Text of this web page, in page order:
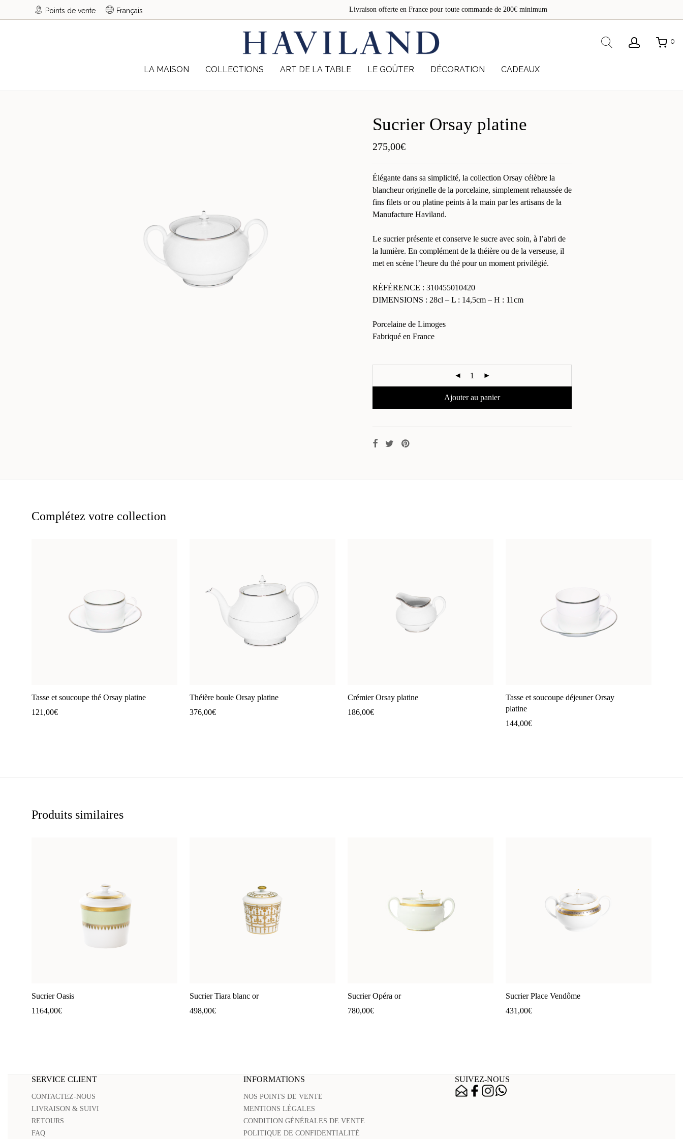
Livraison offerte en France pour toute commande de 200€ minimum
Points de vente Français
LA MAISON COLLECTIONS ART DE LA TABLE LE GOÛTER DÉCORATION CADEAUX
Rechercher0
Sucrier Orsay platine
275,00€
Élégante dans sa simplicité, la collection Orsay célèbre la
blancheur originelle de la porcelaine, simplement rehaussée de
fins filets or ou platine peints à la main par les artisans de la
Manufacture Haviland.
Le sucrier présente et conserve le sucre avec soin, à l’abri de
la lumière. En complément de la théière ou de la verseuse, il
met en scène l’heure du thé pour un moment privilégié.
RÉFÉRENCE : 310455010420
DIMENSIONS : 28cl – L : 14,5cm – H : 11cm
Porcelaine de Limoges
Fabriqué en France
Ajouter au panier
Complétez votre collection
Tasse et soucoupe thé Orsay platine
121,00€
Théière boule Orsay platine
376,00€
Crémier Orsay platine
186,00€
Tasse et soucoupe déjeuner Orsay
platine
144,00€
Produits similaires
Sucrier Oasis
1164,00€
Sucrier Tiara blanc or
498,00€
Sucrier Opéra or
780,00€
Sucrier Place Vendôme
431,00€
SERVICE CLIENT
CONTACTEZ-NOUS
LIVRAISON & SUIVI
RETOURS
FAQ
INFORMATIONS
NOS POINTS DE VENTE
MENTIONS LÉGALES
CONDITION GÉNÉRALES DE VENTE
POLITIQUE DE CONFIDENTIALITÉ
SUIVEZ-NOUS